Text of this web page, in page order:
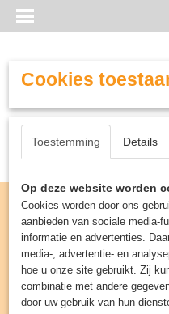
Inloggen Registreren
Cookies
Toestemming Details
Op deze website worden
Cookies worden door ons
aanbieden van sociale media-
informatie en advertenties.
media-, advertentie- en
hoe u onze site gebruikt. Zij
combinatie met andere
door uw gebruik van hun